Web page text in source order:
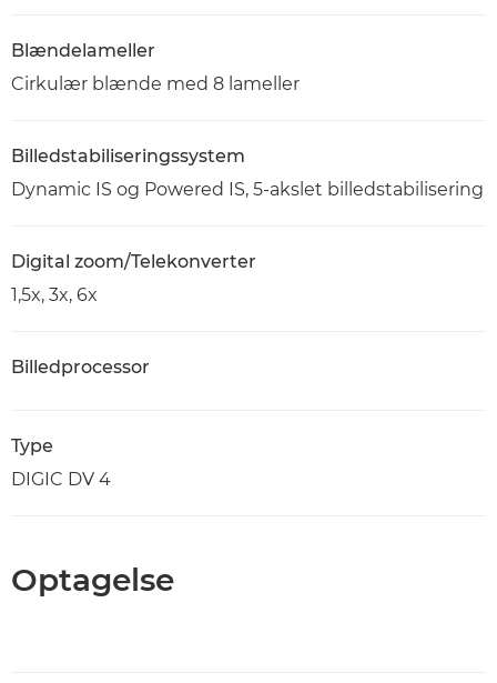
Blændelameller
Cirkulær blænde med 8 lameller
Billedstabiliseringssystem
Dynamic IS og Powered IS, 5-akslet billedstabilisering
Digital zoom/Telekonverter
1,5x, 3x, 6x
Billedprocessor
Type
DIGIC DV 4
Optagelse